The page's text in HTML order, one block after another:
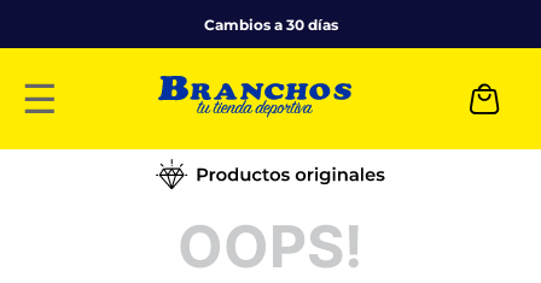
Cambios a 30 días
☰
OOPS!